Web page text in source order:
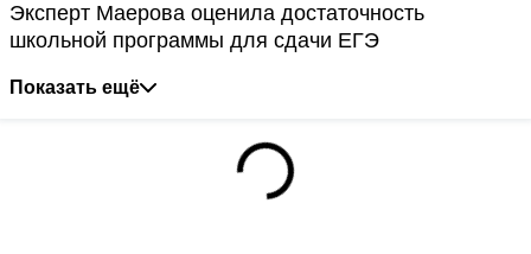
Эксперт Маерова оценила достаточность
школьной программы для сдачи ЕГЭ
Показать ещё